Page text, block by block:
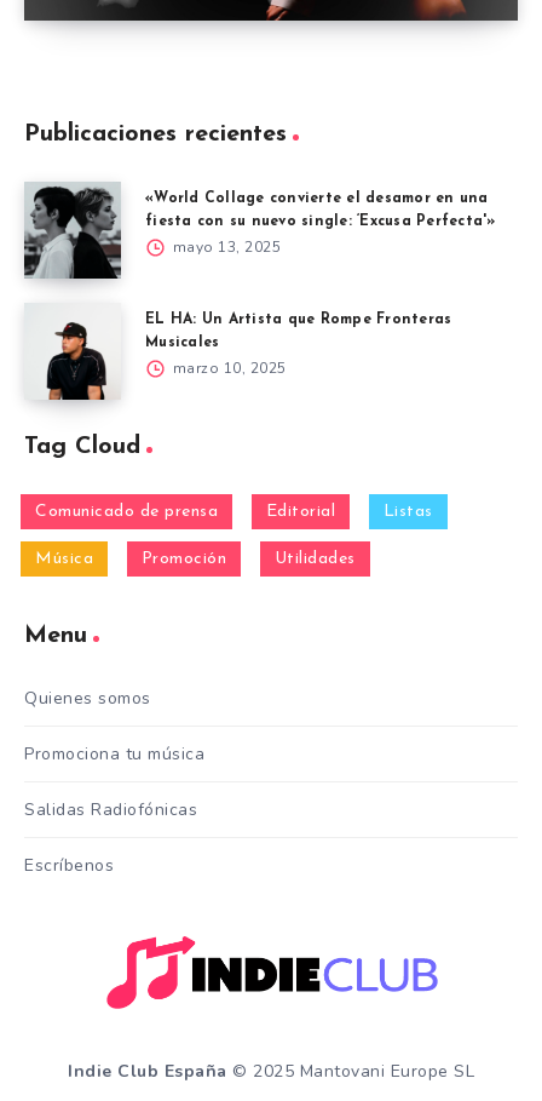
Publicaciones recientes
«World Collage convierte el desamor en una
fiesta con su nuevo single: ‘Excusa Perfecta'»
mayo 13, 2025
EL HA: Un Artista que Rompe Fronteras
Musicales
marzo 10, 2025
Tag Cloud
Comunicado de prensa Editorial Listas
Música Promoción Utilidades
Menu
Quienes somos
Promociona tu música
Salidas Radiofónicas
Escríbenos
Indie Club España © 2025 Mantovani Europe SL